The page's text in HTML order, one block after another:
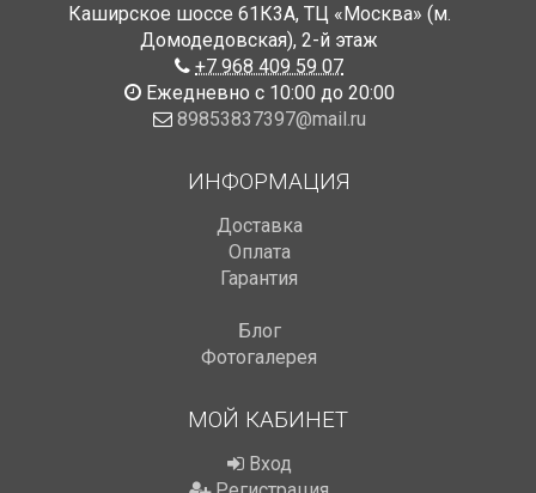
Каширское шоссе 61К3А, ТЦ «Москва» (м.
Домодедовская), 2-й этаж
+7 968 409 59 07
Ежедневно с 10:00 до 20:00
89853837397@mail.ru
ИНФОРМАЦИЯ
Доставка
Оплата
Гарантия
Блог
Фотогалерея
МОЙ КАБИНЕТ
Вход